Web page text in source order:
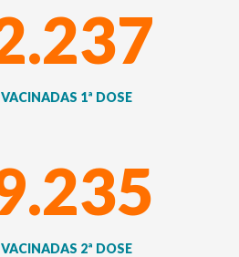
1ª DOSE
2ª DOSE